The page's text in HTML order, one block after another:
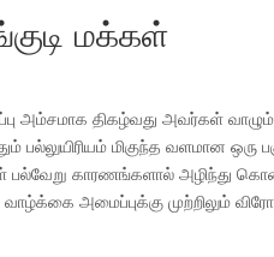
மக்கள்
அம்சமாக திகழ்வது அவர்கள்
பல்லுயிரியம் மிகுந்த வளமான
காரணங்களால் அழிந்து
அமைப்புக்கு முற்றிலும்